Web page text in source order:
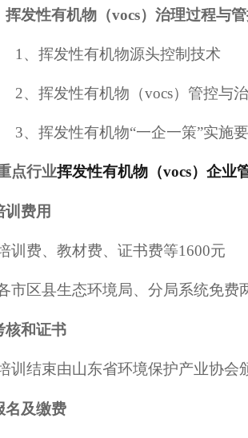
挥发性有机物（vocs）治理过程与
1、挥发性有机物源头控制技术
2、挥发性有机物（vocs） 管控与
3、挥发性有机物“一企一策”实施
点行业挥发性有机物（vocs）企业
训费用
训费、教材费、证书费等1600元
市区县生态环境局、分局系统免费
核和证书
训结束由山东省环境保护产业协会
名及缴费